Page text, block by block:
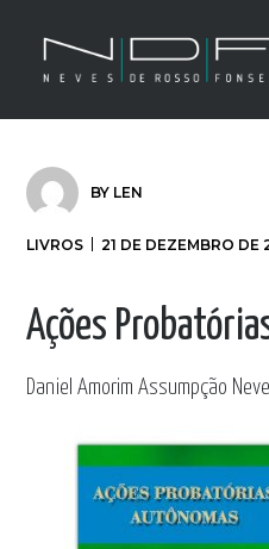
BY LEN
LIVROS 21 DE DEZEMBRO DE
Ações
Daniel Amorim Assumpção